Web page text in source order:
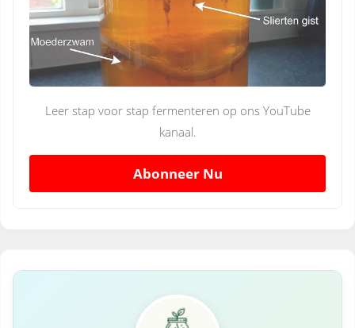
Leer stap voor stap fermenteren op ons YouTube
kanaal.
Abonneer Nu